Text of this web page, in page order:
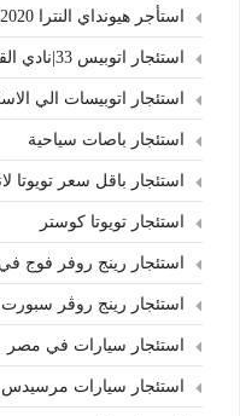
استأجر هيونداي النترا 2020
استئجار اتوبيس 33|نادي القاهرة
استئجار اتوبيسات الي
استئجار باصات سياحية
استئجار باقل سعر تويوتا
استئجار تويوتا كوستر
استئجار رينج روفر فوج
استئجار رينج روڤر سبورت
استئجار سيارات في مصر
استئجار سيارات مرسيدس